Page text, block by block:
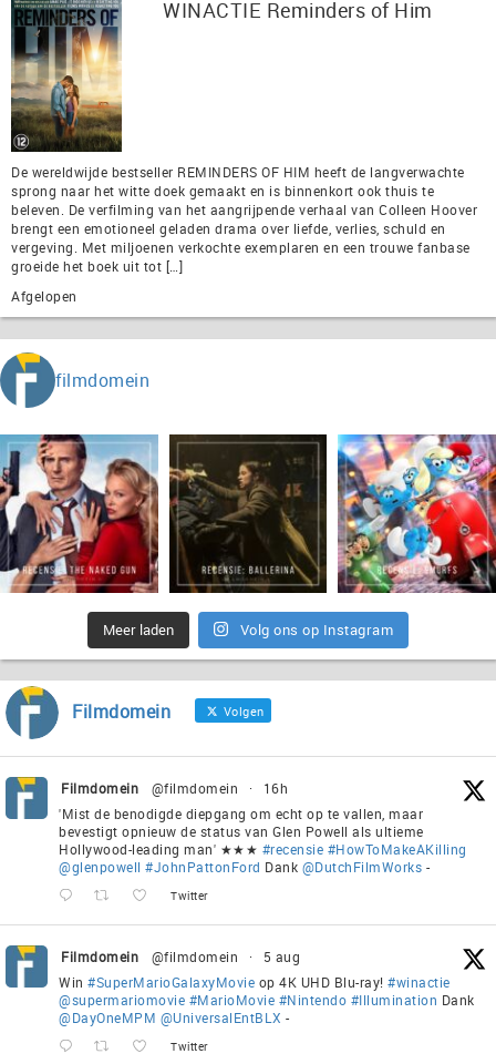
WINACTIE Reminders of Him
De wereldwijde bestseller REMINDERS OF HIM heeft de langverwachte
sprong naar het witte doek gemaakt en is binnenkort ook thuis te
beleven. De verfilming van het aangrijpende verhaal van Colleen Hoover
brengt een emotioneel geladen drama over liefde, verlies, schuld en
vergeving. Met miljoenen verkochte exemplaren en een trouwe fanbase
groeide het boek uit tot […]
Afgelopen
filmdomein
Meer laden Volg ons op Instagram
Filmdomein Volgen
Filmdomein @filmdomein ·
16h
'Mist de benodigde diepgang om echt op te vallen, maar
bevestigt opnieuw de status van Glen Powell als ultieme
Hollywood-leading man' ★★★ #recensie #HowToMakeAKilling
@glenpowell #JohnPattonFord Dank @DutchFilmWorks -
Twitter
Filmdomein @filmdomein ·
5 aug
Win #SuperMarioGalaxyMovie op 4K UHD Blu-ray! #winactie
@supermariomovie #MarioMovie #Nintendo #Illumination Dank
@DayOneMPM @UniversalEntBLX -
Twitter